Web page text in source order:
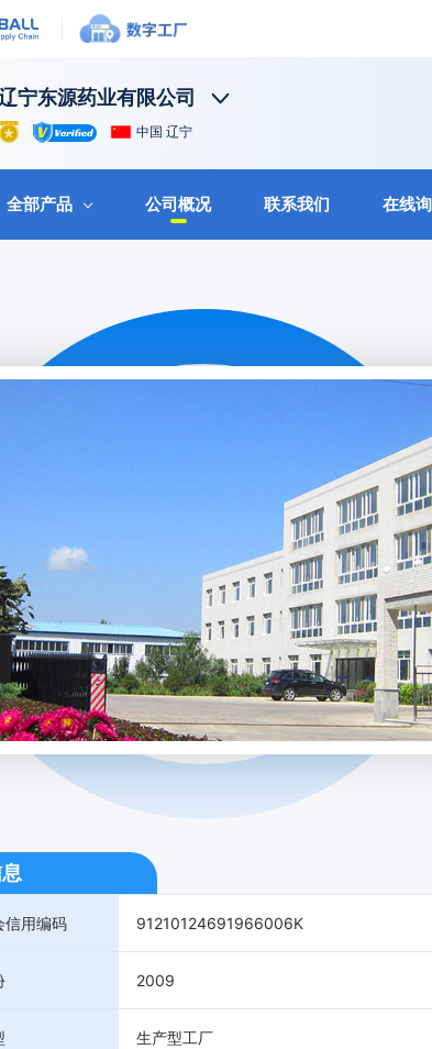
宁东源药业有限公司
中国 辽宁
全部产品 公司概况 联系我们 在线
信用编码 91210124691966006K
2009
生产型工厂